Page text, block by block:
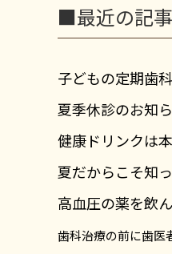
■最近の記事
子どもの定期歯
夏季休診のお知
健康ドリンクは
夏だからこそ知
高血圧の薬を飲
歯科治療の前に歯医